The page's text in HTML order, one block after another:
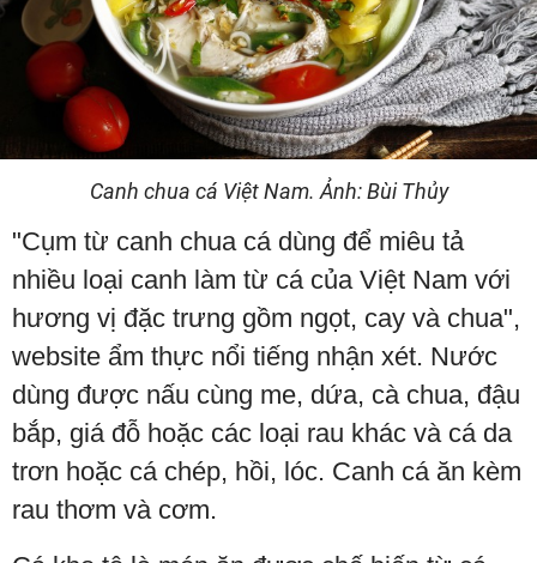
Canh chua cá Việt Nam. Ảnh: Bùi Thủy
"Cụm từ canh chua cá dùng để miêu tả
nhiều loại canh làm từ cá của Việt Nam với
hương vị đặc trưng gồm ngọt, cay và chua",
website ẩm thực nổi tiếng nhận xét. Nước
dùng được nấu cùng me, dứa, cà chua, đậu
bắp, giá đỗ hoặc các loại rau khác và cá da
trơn hoặc cá chép, hồi, lóc. Canh cá ăn kèm
rau thơm và cơm.